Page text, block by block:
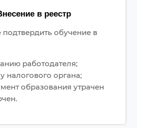
в реестр
обучение в
работодателя;
налогового органа;
образования утрачен